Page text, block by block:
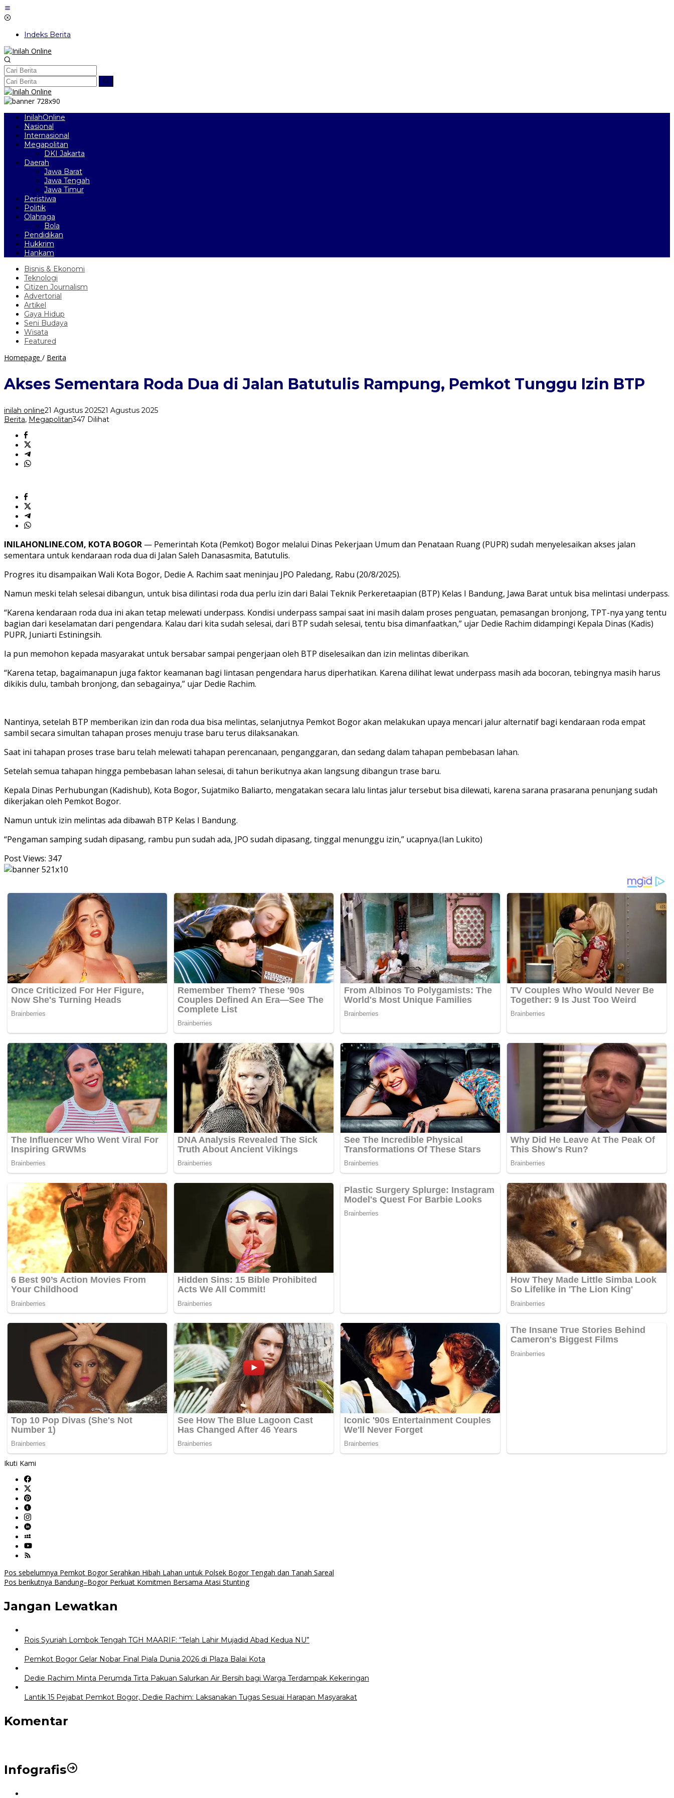
Lewati
ke
Indeks Berita
InilahOnline
Nasional
Internasional
Megapolitan
DKI Jakarta
Daerah
Jawa Barat
Jawa Tengah
Jawa Timur
Peristiwa
Politik
Olahraga
Bola
Pendidikan
Hukkrim
Hankam
Bisnis & Ekonomi
Teknologi
Citizen Journalism
Advertorial
Artikel
Gaya Hidup
Seni Budaya
Wisata
Featured
Homepage / Berita
Dua
Batutulis
Rampung,
Akses Sementara Roda Dua di Jalan Batutulis Rampung, Pemkot Tunggu Izin BTP
inilah online21 Agustus 202521 Agustus 2025
Berita, Megapolitan347 Dilihat
INILAHONLINE.COM, KOTA BOGOR — Pemerintah Kota (Pemkot) Bogor melalui Dinas Pekerjaan Umum dan Penataan Ruang (PUPR) sudah menyelesaikan akses jalan
sementara untuk kendaraan roda dua di Jalan Saleh Danasasmita, Batutulis.
Progres itu disampaikan Wali Kota Bogor, Dedie A. Rachim saat meninjau JPO Paledang, Rabu (20/8/2025).
Namun meski telah selesai dibangun, untuk bisa dilintasi roda dua perlu izin dari Balai Teknik Perkeretaapian (BTP) Kelas I Bandung, Jawa Barat untuk bisa melintasi underpass.
“Karena kendaraan roda dua ini akan tetap melewati underpass. Kondisi underpass sampai saat ini masih dalam proses penguatan, pemasangan bronjong, TPT-nya yang tentu
bagian dari keselamatan dari pengendara. Kalau dari kita sudah selesai, dari BTP sudah selesai, tentu bisa dimanfaatkan,” ujar Dedie Rachim didampingi Kepala Dinas (Kadis)
PUPR, Juniarti Estiningsih.
Ia pun memohon kepada masyarakat untuk bersabar sampai pengerjaan oleh BTP diselesaikan dan izin melintas diberikan.
“Karena tetap, bagaimanapun juga faktor keamanan bagi lintasan pengendara harus diperhatikan. Karena dilihat lewat underpass masih ada bocoran, tebingnya masih harus
dikikis dulu, tambah bronjong, dan sebagainya,” ujar Dedie Rachim.
Nantinya, setelah BTP memberikan izin dan roda dua bisa melintas, selanjutnya Pemkot Bogor akan melakukan upaya mencari jalur alternatif bagi kendaraan roda empat
sambil secara simultan tahapan proses menuju trase baru terus dilaksanakan.
Saat ini tahapan proses trase baru telah melewati tahapan perencanaan, penganggaran, dan sedang dalam tahapan pembebasan lahan.
Setelah semua tahapan hingga pembebasan lahan selesai, di tahun berikutnya akan langsung dibangun trase baru.
Kepala Dinas Perhubungan (Kadishub), Kota Bogor, Sujatmiko Baliarto, mengatakan secara lalu lintas jalur tersebut bisa dilewati, karena sarana prasarana penunjang sudah
dikerjakan oleh Pemkot Bogor.
Namun untuk izin melintas ada dibawah BTP Kelas I Bandung.
“Pengaman samping sudah dipasang, rambu pun sudah ada, JPO sudah dipasang, tinggal menunggu izin,” ucapnya.(Ian Lukito)
Post Views: 347
Ikuti Kami
Navigasi
pos
Pos sebelumnya Pemkot Bogor Serahkan Hibah Lahan untuk Polsek Bogor Tengah dan Tanah Sareal
Pos berikutnya Bandung–Bogor Perkuat Komitmen Bersama Atasi Stunting
Jangan Lewatkan
Rois Syuriah Lombok Tengah TGH MAARIF: “Telah Lahir Mujadid Abad Kedua NU”
Pemkot Bogor Gelar Nobar Final Piala Dunia 2026 di Plaza Balai Kota
Dedie Rachim Minta Perumda Tirta Pakuan Salurkan Air Bersih bagi Warga Terdampak Kekeringan
Lantik 15 Pejabat Pemkot Bogor, Dedie Rachim: Laksanakan Tugas Sesuai Harapan Masyarakat
Komentar
Infografis